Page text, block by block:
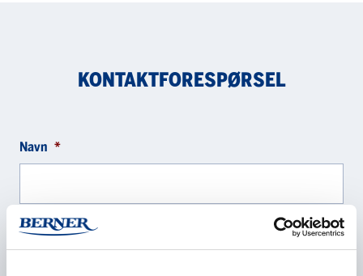
KONTAKTFORESPØRSEL
Navn *
Selskap *